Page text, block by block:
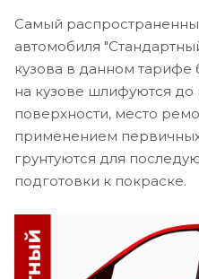
Самый
автомобиля
кузова в данном тарифе
на кузове шлифуются до
поверхности, место
применением первичных
грунтуются для
подготовки к покраске.